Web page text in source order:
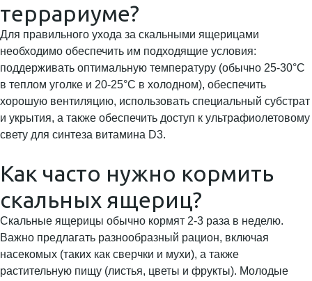
террариуме?
Для правильного ухода за скальными ящерицами
необходимо обеспечить им подходящие условия:
поддерживать оптимальную температуру (обычно 25-30°C
в теплом уголке и 20-25°C в холодном), обеспечить
хорошую вентиляцию, использовать специальный субстрат
и укрытия, а также обеспечить доступ к ультрафиолетовому
свету для синтеза витамина D3.
Как часто нужно кормить
скальных ящериц?
Скальные ящерицы обычно кормят 2-3 раза в неделю.
Важно предлагать разнообразный рацион, включая
насекомых (таких как сверчки и мухи), а также
растительную пищу (листья, цветы и фрукты). Молодые